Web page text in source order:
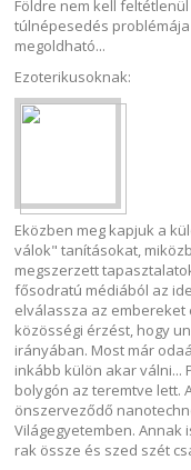
Földre nem kell
túlnépesedés
megoldható...
Ezoterikusoknak:
Eközben meg kapjuk a
válok" tanításokat,
megszerzett
fősodratú médiából az
elválassza az embereket
közösségi érzést, hogy
irányában. Most már
inkább külön akar válni...
bolygón az teremtve lett.
önszerveződő
Világegyetemben.
rak össze és szed szét